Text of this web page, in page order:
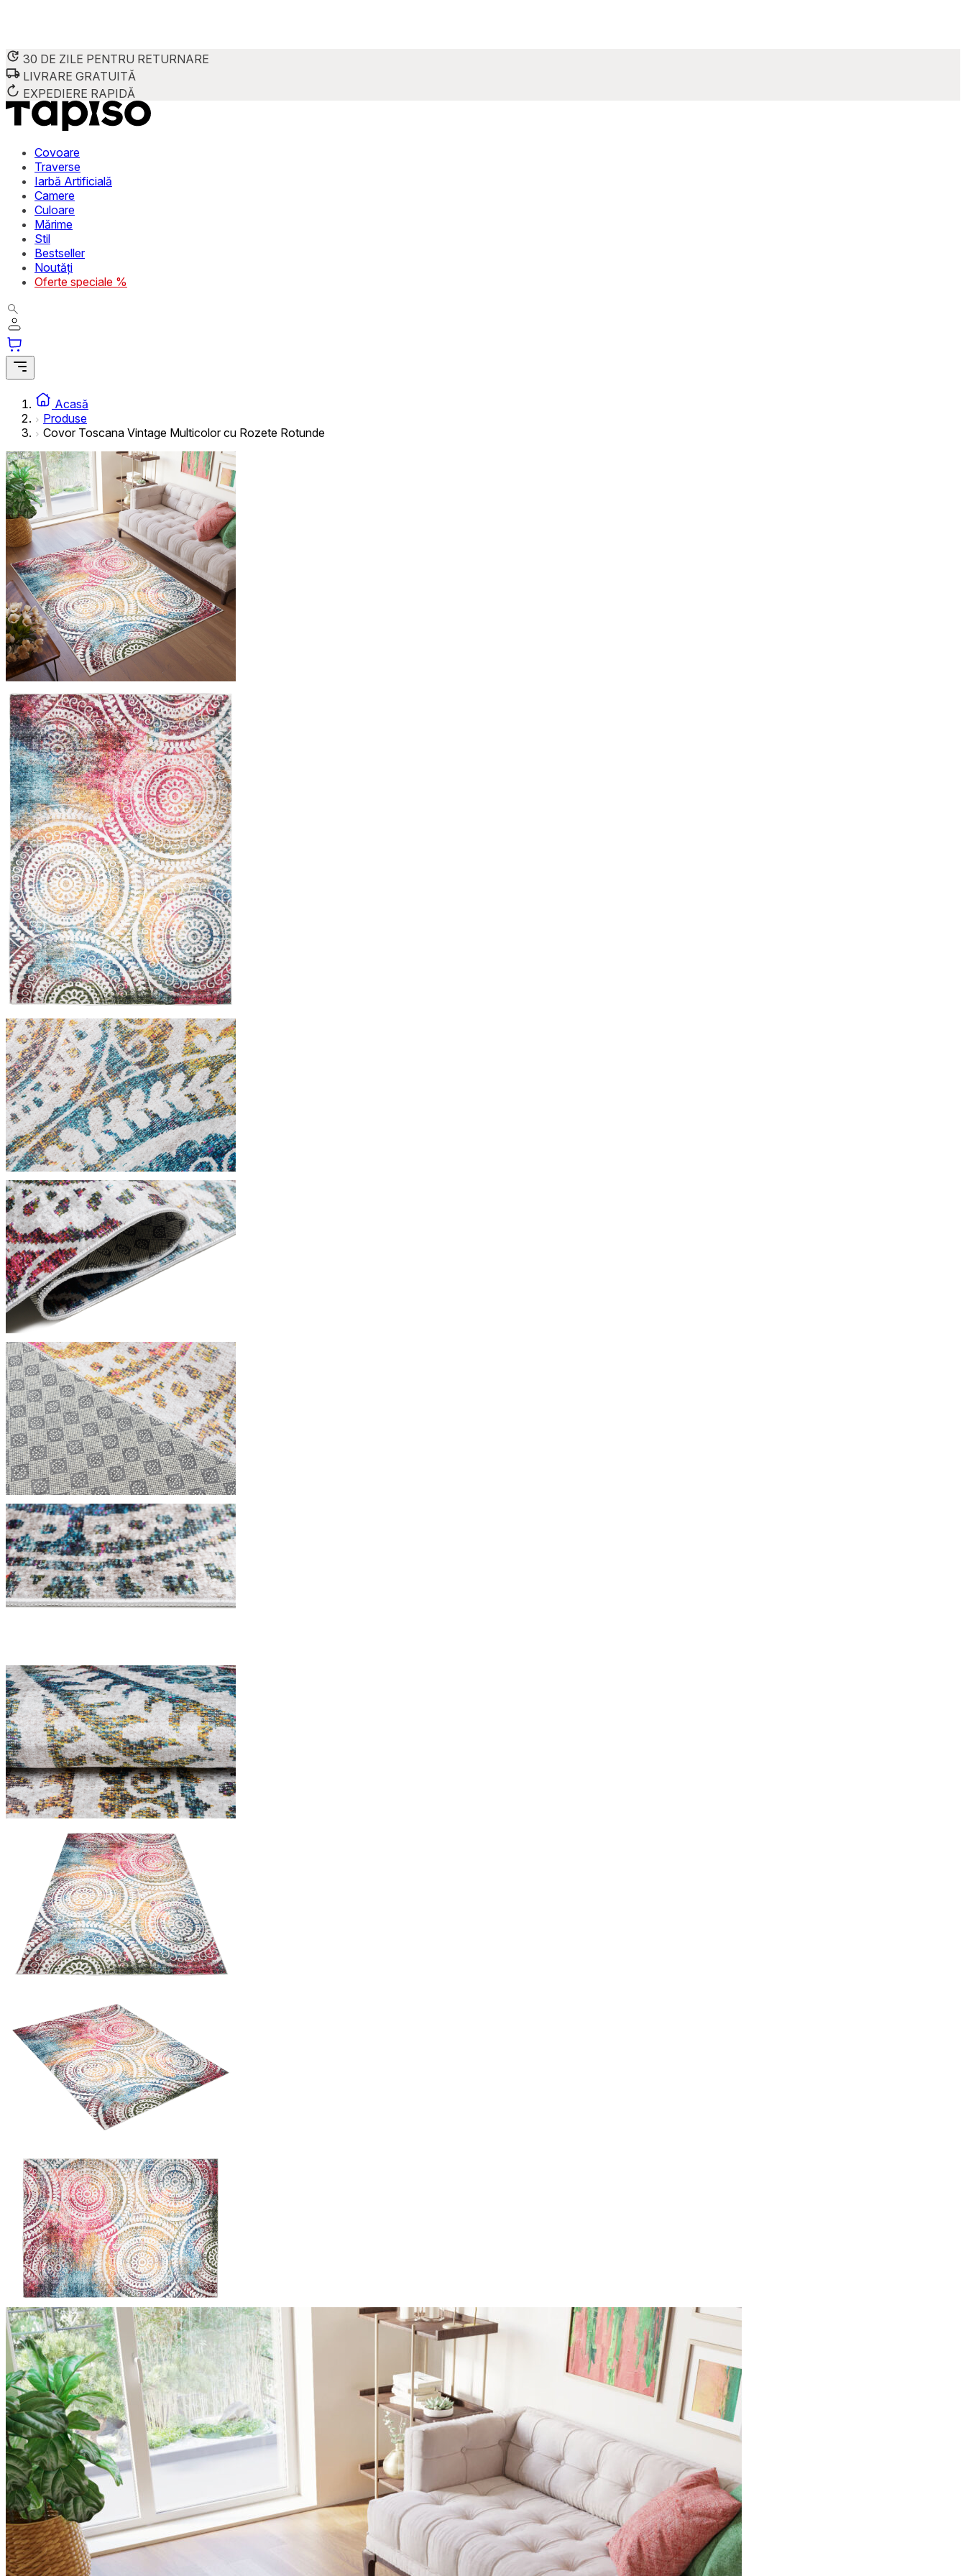
30 DE ZILE PENTRU RETURNARE
LIVRARE GRATUITĂ
EXPEDIERE RAPIDĂ
Covoare
Traverse
Iarbă Artificială
Camere
Culoare
Mărime
Stil
Bestseller
Noutăți
Oferte speciale %
Acasă
Produse
Covor Toscana Vintage Multicolor cu Rozete Rotunde
Folosim cookie-uri pentru a personaliza conținutul și reclamele, pentru a oferi funcții sociale și pentru a analiza traficul pe site-ul nostru.
Împărtășim informații despre modul în care utilizezi site-ul nostru cu partenerii noștri sociali, de publicitate și de analiză. Partenerii pot
combina aceste informații cu alte date primite de la tine sau obținute în timpul utilizării serviciilor lor.
Necesare
Cookie-urile necesare sunt esențiale pentru funcțiile de bază ale site-ului și site-ul nu va funcționa corect fără ele. Aceste cookie-uri nu
stochează date care permit identificarea persoanei.
Preferințe
Cookie-urile legate de preferințe permit site-ului să rețină informații care schimbă aspectul sau funcționarea site-ului, de exemplu, limba
preferată sau regiunea în care se află utilizatorul.
informațiilor anonime.
Cookie-urile de marketing
Cookie-urile de marketing sunt utilizate pentru a urmări utilizatorii pe site-uri web. Scopul este de a afișa reclame care sunt relevante și
interesante pentru utilizatori și, astfel, mai valoroase pentru editori și anunțători de terță parte.
Cookie-urile neclasificate
Cookie-urile neclasificate sunt cookie-uri aflate în proces de clasificare, împreună cu furnizorii fiecărei cookie.